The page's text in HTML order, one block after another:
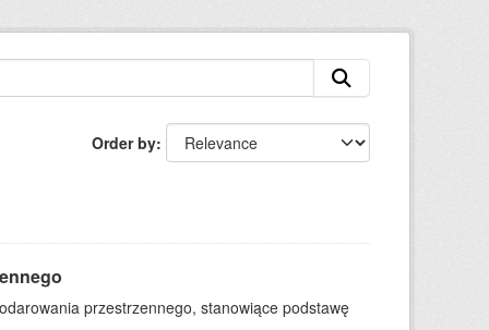
Order by
przestrzennego, stanowiące podstawę